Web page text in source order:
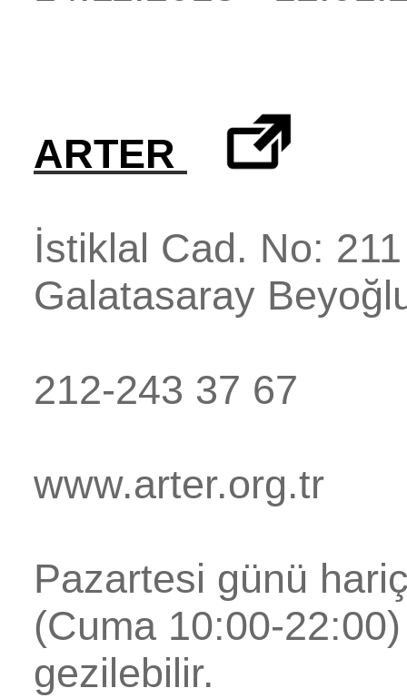
ARTER
İstiklal Cad. No: 211
Galatasaray
212-243 37 67
www.arter.org.tr
Pazartesi günü
(Cuma 10:00-
gezilebilir.